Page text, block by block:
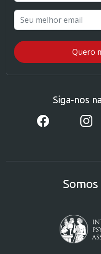
Siga-nos